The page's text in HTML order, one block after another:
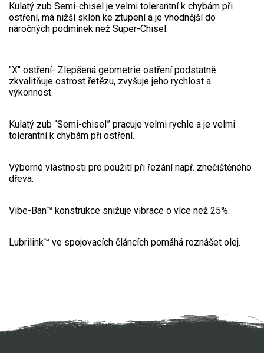
Vyvětvovací pily
Aku křovinořezy a vyžínače
Aku pily
Aku STIHL
Štípačka na dřevo
VARI multifunkční nosiče
Kultivátory
Kulatý zub Semi-chisel je velmi tolerantní k chybám při
ostření, má nižší sklon ke ztupení a je vhodnější do
náročných podmínek než Super-Chisel.
"X" ostření- Zlepšená geometrie ostření podstatně
zkvalitňuje ostrost řetězu, zvyšuje jeho rychlost a
výkonnost.
Kulatý zub “Semi-chisel” pracuje velmi rychle a je velmi
tolerantní k chybám při ostření.
Výborné vlastnosti pro použití při řezání např. znečištěného
dřeva.
Vibe-Ban™ konstrukce snižuje vibrace o více než 25%.
Lubrilink™ ve spojovacích článcích pomáhá roznášet olej.